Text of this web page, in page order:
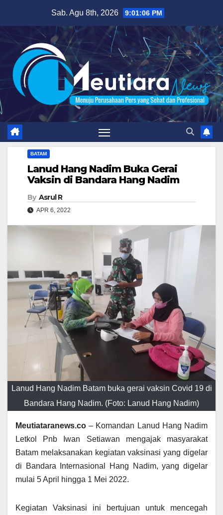
content
Sab. Agu 8th, 2026 9:01:08 PM
BATAM
Lanud Hang Nadim Buka Gerai
Vaksin di Bandara Hang Nadim
By Asrul R
APR 6, 2022
Lanud Hang Nadim Batam buka gerai vaksin Covid 19 di
Bandara Hang Nadim. (Foto: Lanud Hang Nadim)
Meutiataranews.co – Komandan Lanud Hang Nadim
Letkol Pnb Iwan Setiawan mengajak masyarakat
Batam melaksanakan kegiatan vaksinasi yang digelar
di Bandara Internasional Hang Nadim, yang digelar
mulai 5 April hingga 1 Mei 2022.
Kegiatan Vaksinasi ini bertujuan untuk mencegah